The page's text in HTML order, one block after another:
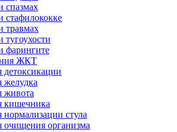
спазмах
стафилококке
травмах
тугоухости
фарингите
ЖКТ
детоксикации
желудка
живота
кишечника
нормализации стула
очищения организма